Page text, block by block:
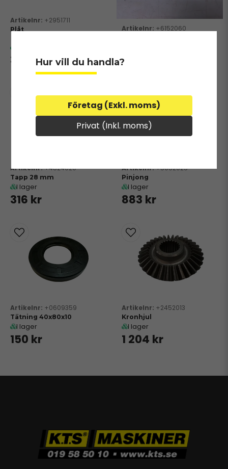
+2951711
Plåt
364 kr
+6152060
755 kr
+4824020
Tapp 28 mm
I lager
316 kr
+5052025
Pinjong
I lager
883 kr
+0609359
Tätning 40x80x10
I lager
150 kr
+2452013
Kronhjul
I lager
1 204 kr
Hur vill du handla?
Företag (Exkl. moms)
Privat (Inkl. moms)